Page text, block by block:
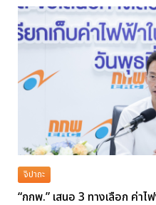
จิปาถะ
“กกพ.” เสนอ 3 ทางเลือก ค่า